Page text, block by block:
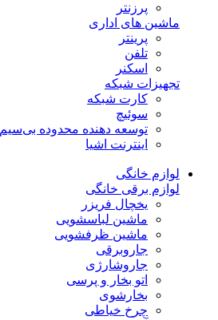
پرزنتر
ماشین های اداری
پرینتر
تلفن
اسکنر
تجهیزات شبکه
کارت شبکه
سوئیچ
توسعه دهنده محدوده بی‌سیم
اینترنت اشیا
لوازم خانگی
لوازم برقی خانگی
یخچال فریزر
ماشین لباسشویی
ماشین ظرفشویی
جاروبرقی
جاروشارژی
اتو بخار و پرسی
بخارشوی
چرخ خیاطی